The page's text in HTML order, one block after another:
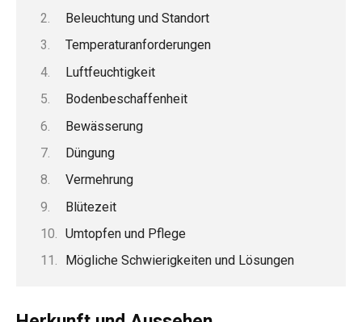
Beleuchtung und Standort
Temperaturanforderungen
Luftfeuchtigkeit
Bodenbeschaffenheit
Bewässerung
Düngung
Vermehrung
Blütezeit
Umtopfen und Pflege
Mögliche Schwierigkeiten und Lösungen